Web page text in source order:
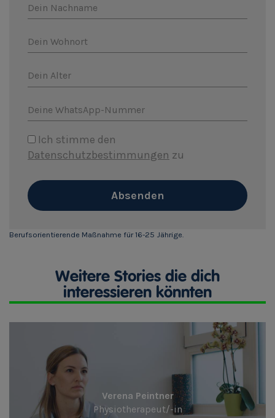
Dein Nachname
Dein Wohnort
Dein Alter
Deine WhatsApp-Nummer
Ich stimme den
Datenschutzbestimmungen zu
Absenden
Berufsorientierende Maßnahme für 16-25 Jährige.
Weitere Stories die dich
interessieren könnten
Verena Peintner
Physiotherapeut/-in